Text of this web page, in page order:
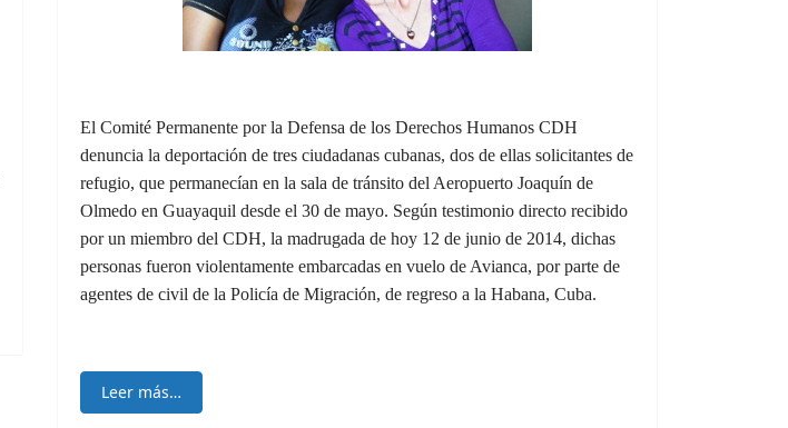
El Comité Permanente por la Defensa de los Derechos Humanos CDH
denuncia la deportación de tres ciudadanas cubanas, dos de ellas solicitantes de
refugio, que permanecían en la sala de tránsito del Aeropuerto Joaquín de
Olmedo en Guayaquil desde el 30 de mayo. Según testimonio directo recibido
por un miembro del CDH, la madrugada de hoy 12 de junio de 2014, dichas
personas fueron violentamente embarcadas en vuelo de Avianca, por parte de
agentes de civil de la Policía de Migración, de regreso a la Habana, Cuba.
Leer más…